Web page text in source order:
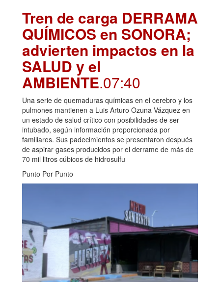
Tren de carga DERRAMA
QUÍMICOS en SONORA;
advierten impactos en la
SALUD y el
AMBIENTE.07:40
Una serie de quemaduras químicas en el cerebro y los
pulmones mantienen a Luis Arturo Ozuna Vázquez en
un estado de salud crítico con posibilidades de ser
intubado, según información proporcionada por
familiares. Sus padecimientos se presentaron después
de aspirar gases producidos por el derrame de más de
70 mil litros cúbicos de hidrosulfu
Punto Por Punto